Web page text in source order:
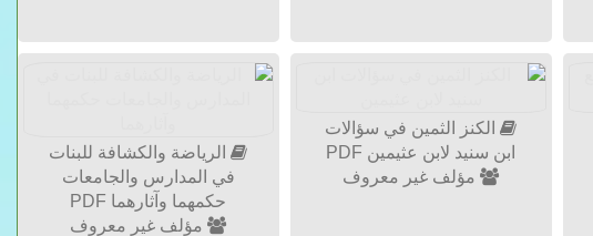
الكنز الثمين في سؤالات
ابن سنيد لابن عثيمين PDF
مؤلف غير معروف
الرياضة والكشافة للبنات
في المدارس والجامعات
حكمهما وآثارهما PDF
مؤلف غير معروف